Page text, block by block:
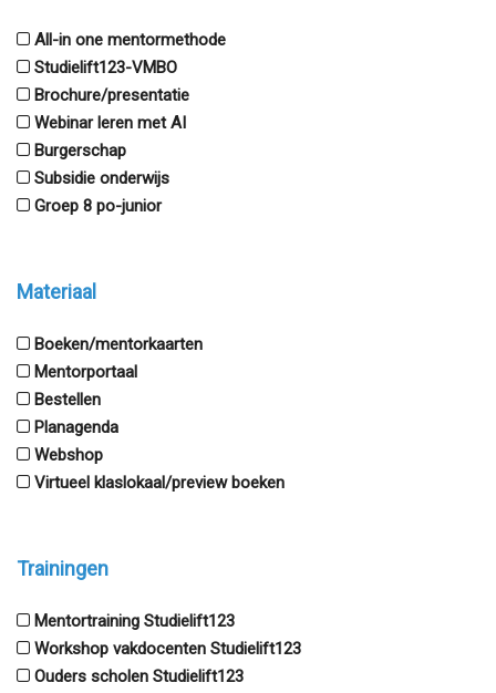
All-in one mentormethode
Studielift123-VMBO
Brochure/presentatie
Webinar leren met AI
Burgerschap
Subsidie onderwijs
Groep 8 po-junior
Materiaal
Boeken/mentorkaarten
Mentorportaal
Bestellen
Planagenda
Webshop
Virtueel klaslokaal/preview boeken
Trainingen
Mentortraining Studielift123
Workshop vakdocenten Studielift123
Ouders scholen Studielift123